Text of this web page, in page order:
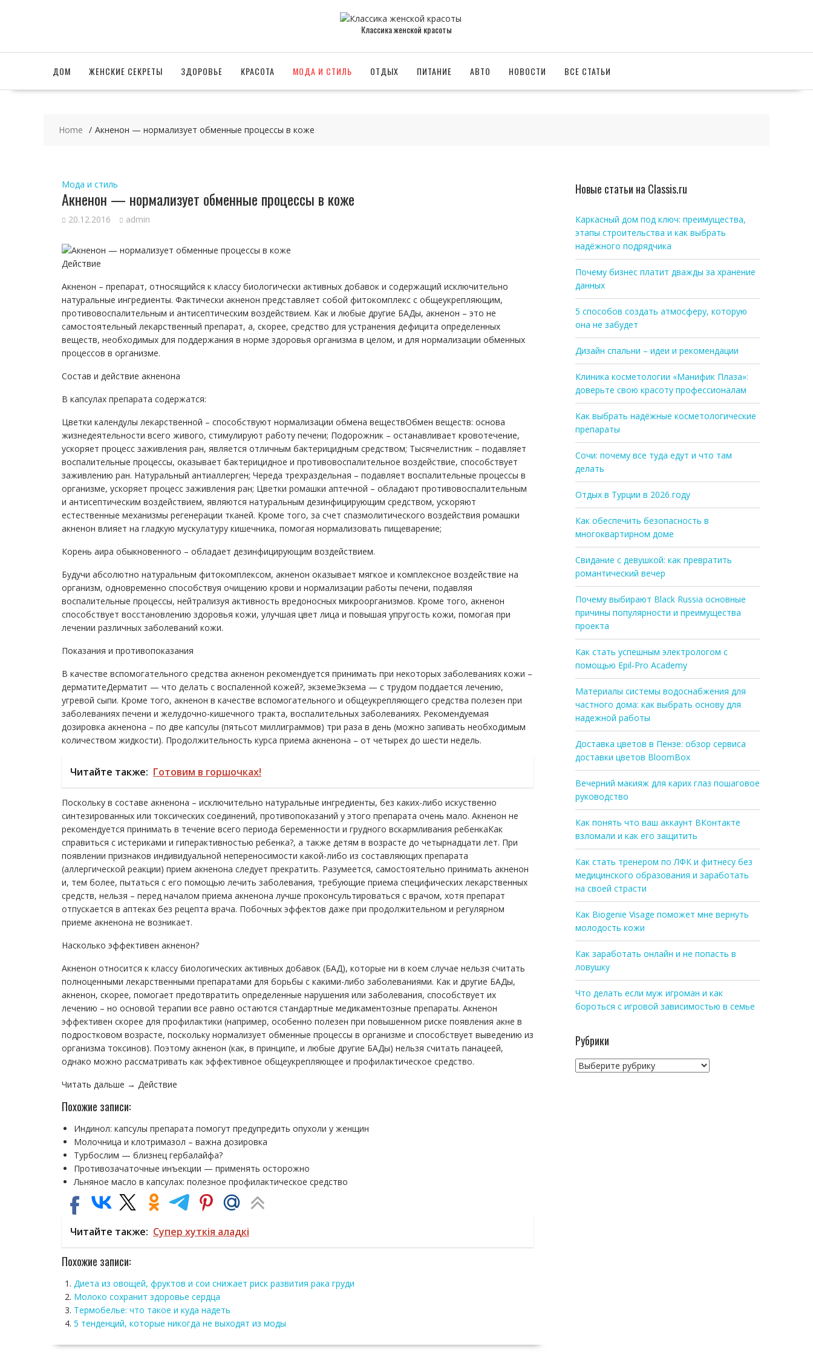
Классика женской красоты
ДОМ ЖЕНСКИЕ СЕКРЕТЫ ЗДОРОВЬЕ КРАСОТА МОДА И СТИЛЬ ОТДЫХ ПИТАНИЕ АВТО НОВОСТИ ВСЕ СТАТЬИ
Home Акненон — нормализует обменные процессы в коже
Мода и стиль
Акненон — нормализует обменные процессы в коже
20.12.2016 admin
Акненон — нормализует обменные процессы в коже
Действие
Акненон – препарат, относящийся к классу биологически активных добавок и содержащий исключительно
натуральные ингредиенты. Фактически акненон представляет собой фитокомплекс с общеукрепляющим,
противовоспалительным и антисептическим воздействием. Как и любые другие БАДы, акненон – это не
самостоятельный лекарственный препарат, а, скорее, средство для устранения дефицита определенных
веществ, необходимых для поддержания в норме здоровья организма в целом, и для нормализации обменных
процессов в организме.
Состав и действие акненона
В капсулах препарата содержатся:
Цветки календулы лекарственной – способствуют нормализации обмена веществОбмен веществ: основа
жизнедеятельности всего живого, стимулируют работу печени; Подорожник – останавливает кровотечение,
ускоряет процесс заживления ран, является отличным бактерицидным средством; Тысячелистник – подавляет
воспалительные процессы, оказывает бактерицидное и противовоспалительное воздействие, способствует
заживлению ран. Натуральный антиаллерген; Череда трехраздельная – подавляет воспалительные процессы в
организме, ускоряет процесс заживления ран; Цветки ромашки аптечной – обладают противовоспалительным
и антисептическим воздействием, являются натуральным дезинфицирующим средством, ускоряют
естественные механизмы регенерации тканей. Кроме того, за счет спазмолитического воздействия ромашки
акненон влияет на гладкую мускулатуру кишечника, помогая нормализовать пищеварение;
Корень аира обыкновенного – обладает дезинфицирующим воздействием.
Будучи абсолютно натуральным фитокомплексом, акненон оказывает мягкое и комплексное воздействие на
организм, одновременно способствуя очищению крови и нормализации работы печени, подавляя
воспалительные процессы, нейтрализуя активность вредоносных микроорганизмов. Кроме того, акненон
способствует восстановлению здоровья кожи, улучшая цвет лица и повышая упругость кожи, помогая при
лечении различных заболеваний кожи.
Показания и противопоказания
В качестве вспомогательного средства акненон рекомендуется принимать при некоторых заболеваниях кожи –
дерматитеДерматит — что делать с воспаленной кожей?, экземеЭкзема — с трудом поддается лечению,
угревой сыпи. Кроме того, акненон в качестве вспомогательного и общеукрепляющего средства полезен при
заболеваниях печени и желудочно-кишечного тракта, воспалительных заболеваниях. Рекомендуемая
дозировка акненона – по две капсулы (пятьсот миллиграммов) три раза в день (можно запивать необходимым
количеством жидкости). Продолжительность курса приема акненона – от четырех до шести недель.
Читайте также: Готовим в горшочках!
Поскольку в составе акненона – исключительно натуральные ингредиенты, без каких-либо искуственно
синтезированных или токсических соединений, противопоказаний у этого препарата очень мало. Акненон не
рекомендуется принимать в течение всего периода беременности и грудного вскармливания ребенкаКак
справиться с истериками и гиперактивностью ребенка?, а также детям в возрасте до четырнадцати лет. При
появлении признаков индивидуальной непереносимости какой-либо из составляющих препарата
(аллергической реакции) прием акненона следует прекратить. Разумеется, самостоятельно принимать акненон
и, тем более, пытаться с его помощью лечить заболевания, требующие приема специфических лекарственных
средств, нельзя – перед началом приема акненона лучше проконсультироваться с врачом, хотя препарат
отпускается в аптеках без рецепта врача. Побочных эффектов даже при продолжительном и регулярном
приеме акненона не возникает.
Насколько эффективен акненон?
Акненон относится к классу биологических активных добавок (БАД), которые ни в коем случае нельзя считать
полноценными лекарственными препаратами для борьбы с какими-либо заболеваниями. Как и другие БАДы,
акненон, скорее, помогает предотвратить определенные нарушения или заболевания, способствует их
лечению – но основой терапии все равно остаются стандартные медикаментозные препараты. Акненон
эффективен скорее для профилактики (например, особенно полезен при повышенном риске появления акне в
подростковом возрасте, поскольку нормализует обменные процессы в организме и способствует выведению из
организма токсинов). Поэтому акненон (как, в принципе, и любые другие БАДы) нельзя считать панацеей,
однако можно рассматривать как эффективное общеукрепляющее и профилактическое средство.
Читать дальше → Действие
Похожие записи:
Индинол: капсулы препарата помогут предупредить опухоли у женщин
Молочница и клотримазол – важна дозировка
Турбослим — близнец гербалайфа?
Противозачаточные инъекции — применять осторожно
Льняное масло в капсулах: полезное профилактическое средство
Читайте также: Супер хуткія аладкі
Похожие записи:
Диета из овощей, фруктов и сои снижает риск развития рака груди
Молоко сохранит здоровье сердца
Термобелье: что такое и куда надеть
5 тенденций, которые никогда не выходят из моды
Новые статьи на Classis.ru
Каркасный дом под ключ: преимущества,
этапы строительства и как выбрать
надёжного подрядчика
Почему бизнес платит дважды за хранение
данных
5 способов создать атмосферу, которую
она не забудет
Дизайн спальни – идеи и рекомендации
Клиника косметологии «Манифик Плаза»:
доверьте свою красоту профессионалам
Как выбрать надёжные косметологические
препараты
Сочи: почему все туда едут и что там
делать
Отдых в Турции в 2026 году
Как обеспечить безопасность в
многоквартирном доме
Свидание с девушкой: как превратить
романтический вечер
Почему выбирают Black Russia основные
причины популярности и преимущества
проекта
Как стать успешным электрологом с
помощью Epil-Pro Academy
Материалы системы водоснабжения для
частного дома: как выбрать основу для
надежной работы
Доставка цветов в Пензе: обзор сервиса
доставки цветов BloomBox
Вечерний макияж для карих глаз пошаговое
руководство
Как понять что ваш аккаунт ВКонтакте
взломали и как его защитить
Как стать тренером по ЛФК и фитнесу без
медицинского образования и заработать
на своей страсти
Как Biogenie Visage поможет мне вернуть
молодость кожи
Как заработать онлайн и не попасть в
ловушку
Что делать если муж игроман и как
бороться с игровой зависимостью в семье
Рубрики
Рубрики